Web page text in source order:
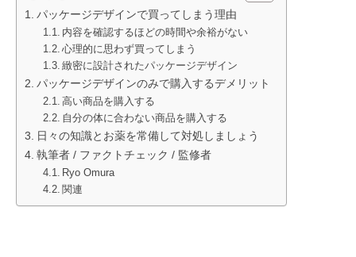
パッケージデザインで買ってしまう理由
内容を確認するほどの時間や余裕がない
心理的に思わず買ってしまう
緻密に設計されたパッケージデザイン
パッケージデザインのみで購入するデメリット
高い商品を購入する
自分の体に合わない商品を購入する
日々の知識とお薬を常備して対処しましょう
執筆者 / ファクトチェック / 監修者
Ryo Omura
関連